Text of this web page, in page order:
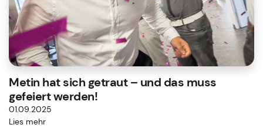
Metin hat sich getraut – und das muss
gefeiert werden!
01.09.2025
Lies mehr